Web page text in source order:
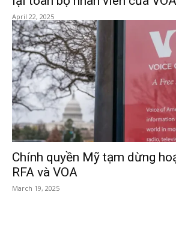
April 22, 2025
Chính quyền Mỹ tạm dừng
RFA và VOA
March 19, 2025